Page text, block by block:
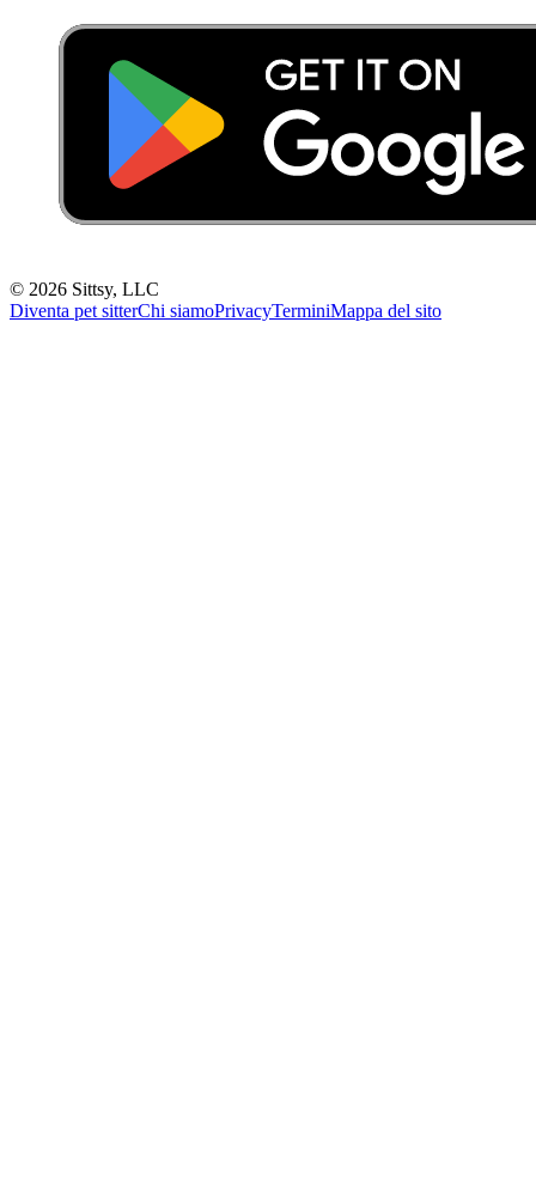
© 2026 Sittsy, LLC
Diventa pet sitterChi siamoPrivacyTerminiMappa del sito